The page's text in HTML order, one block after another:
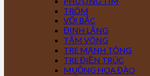
TRÔM
VỐI BẮC
ĐINH LĂNG
TẦM VÔNG
TRE MẠNH TÔNG
TRE ĐIỀN TRÚC
MUỒNG HOA ĐÀO